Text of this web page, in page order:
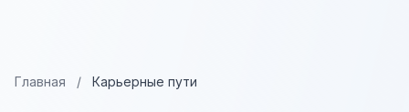
Главная / Карьерные пути